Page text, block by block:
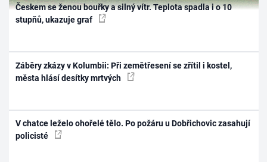
Českem se ženou bouřky a silný vítr. Teplota spadla i o 10
stupňů, ukazuje graf
Záběry zkázy v Kolumbii: Při zemětřesení se zřítil i kostel,
města hlásí desítky mrtvých
V chatce leželo ohořelé tělo. Po požáru u Dobřichovic zasahují
policisté